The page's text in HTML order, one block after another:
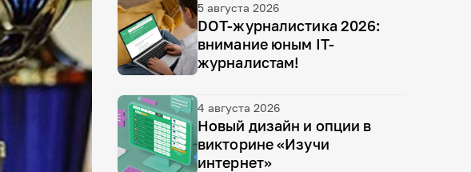
5 августа 2026
DOT-журналистика 2026:
внимание юным IT-
журналистам!
4 августа 2026
Новый дизайн и опции в
викторине «Изучи
интернет»